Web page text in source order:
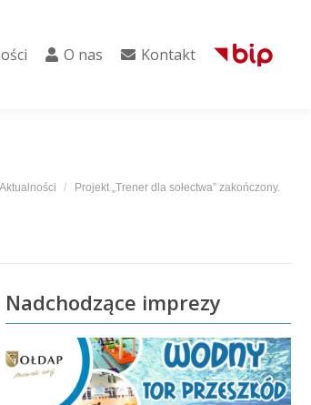
O nas Kontakt
Aktualności Projekt „Trener dla sołectwa” zakończony.
Nadchodzące imprezy
O nas Kontakt